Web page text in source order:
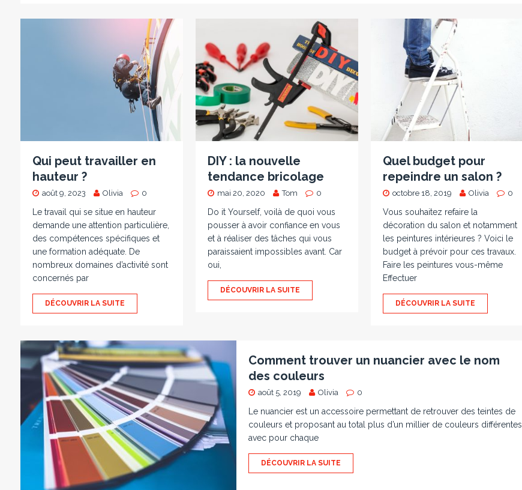
Qui peut travailler en
hauteur ?
août 9, 2023 Olivia 0
Le travail qui se situe en hauteur
demande une attention particulière,
des compétences spécifiques et
une formation adéquate. De
nombreux domaines d’activité sont
concernés par
DÉCOUVRIR LA SUITE
DIY : la nouvelle
tendance bricolage
mai 20, 2020 Tom 0
Do it Yourself, voilà de quoi vous
pousser à avoir confiance en vous
et à réaliser des tâches qui vous
paraissaient impossibles avant. Car
oui,
DÉCOUVRIR LA SUITE
Quel budget pour
repeindre un salon ?
octobre 18, 2019 Olivia 0
Vous souhaitez refaire la
décoration du salon et notamment
les peintures intérieures ? Voici le
budget à prévoir pour ces travaux.
Faire les peintures vous-même
Effectuer
DÉCOUVRIR LA SUITE
Comment trouver un nuancier avec le nom
des couleurs
août 5, 2019 Olivia 0
Le nuancier est un accessoire permettant de retrouver des teintes de
couleurs et proposant au total plus d’un millier de couleurs différentes
avec pour chaque
DÉCOUVRIR LA SUITE